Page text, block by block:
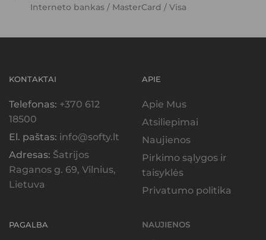
Interneto bankas / MasterCard / Visa
KONTAKTAI
Telefonas: +370 612
18500
El. paštas: info@softy.lt
Adresas: Šatrijos
Raganos g. 69, Vilnius,
Lietuva
APIE
Apie Mus
Atsiliepimai
Naujienos
Pirkimo sąlygos ir
taisyklės
Privatumo politika
PAGALBA NAUJIENOS